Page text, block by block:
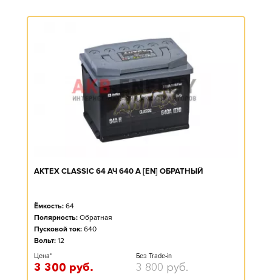
АКТЕХ CLASSIC 64 АЧ 640 А [EN] ОБРАТНЫЙ
Ёмкость: 64
Полярность: Обратная
Пусковой ток: 640
Вольт: 12
Цена*
3 300 руб.
Без Trade-in
3 800 руб.